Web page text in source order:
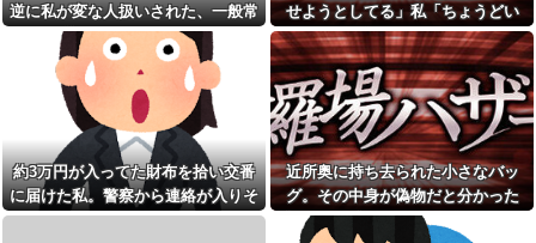
焼肉店でノンアルコールビー
ルを飲んだら2杯目で急性アルコ
ール中毒になった。それで警察
と保健所を巻き込む騒ぎに…
アラフィフ正社員の男性が若
い20代の可愛い女の子以外には
挨拶をしない
息子に『葵』と名付けたら、
初対面では必ず女の子だと思わ
れる。同じ名前でも避けられな
かった勘違いとは…
元会社員の公務員だけど今時
は自分の会社を「弊社」て言う
のが普通なの？
「お姉ちゃんに嫌われちゃう
から秘密」新婦妹の無邪気な一
言で新郎のゲス行為が全バレ…
修羅場と化した式場は食事会に
変更され新郎は悲惨な末路へ←
警察に通報されてもおかしくな
いレベル
転校生と仲良くなってその子
の家に遊びに行ったら私が小さ
い頃に撮った写真があった
逆に私が変な人扱いされた、一般常
識だと思ってたのに
せようとしてる」私「ちょうどい
い、その話利用するわ」→3日後に
まさかの展開…
約3万円が入ってた財布を拾い交番
に届けた私。警察から連絡が入りそ
の金が私のものになった結果...
近所奥に持ち去られた小さなバッ
グ。その中身が偽物だと分かった
時、どんな顔をするのか楽しみで…